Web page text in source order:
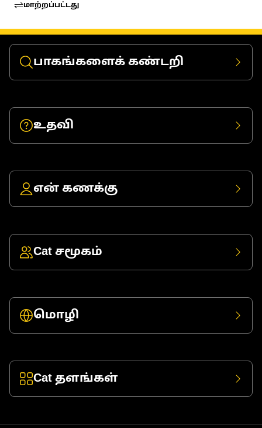
மாற்றப்பட்டது
பாகங்களைக் கண்டறி
உதவி
என் கணக்கு
Cat சமூகம்
மொழி
Cat தளங்கள்